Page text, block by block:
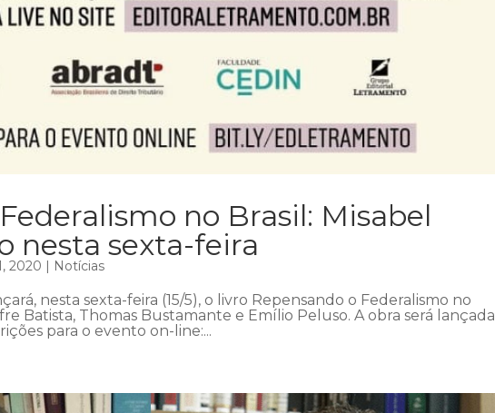
no Brasil: Misabel
nesta sexta-feira
2020 | Notícias
nesta sexta-feira (15/5), o livro Repensando o Federalismo no
Batista, Thomas Bustamante e Emílio Peluso. A obra será lançada
para o evento on-line:...